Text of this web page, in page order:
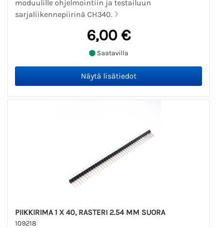
moduulille ohjelmointiin ja testailuun
sarjaliikennepiirinä CH340.
6,00 €
Saatavilla
PIIKKIRIMA 1 X 40, RASTERI 2.54 MM SUORA
109218